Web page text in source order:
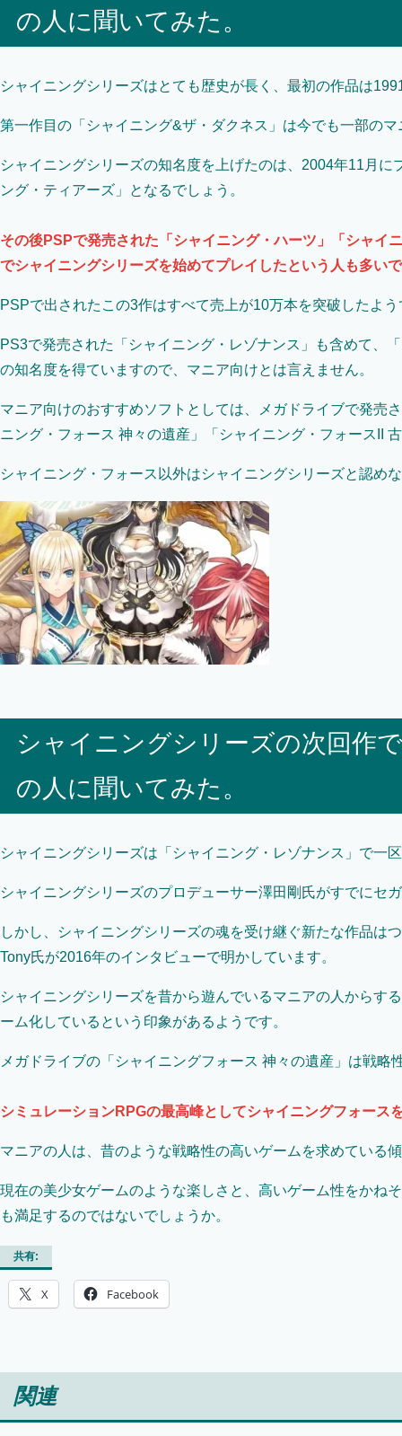
の人に聞いてみた。
シャイニングシリーズはとても歴史が長く、最初の作品は
第一作目の「シャイニング&ザ・ダクネス」は今でも一部の
シャイニングシリーズの知名度を上げたのは、2004年11月
ング・ティアーズ」となるでしょう。
その後PSPで発売された「シャイニング・ハーツ」「シャイ
でシャイニングシリーズを始めてプレイしたという人も多い
PSPで出されたこの3作はすべて売上が10万本を突破したよう
PS3で発売された「シャイニング・レゾナンス」も含めて、
の知名度を得ていますので、マニア向けとは言えません。
マニア向けのおすすめソフトとしては、メガドライブで発売
ニング・フォース 神々の遺産」「シャイニング・フォースII
シャイニング・フォース以外はシャイニングシリーズと認め
シャイニングシリーズの次回作
の人に聞いてみた。
シャイニングシリーズは「シャイニング・レゾナンス」で一
シャイニングシリーズのプロデューサー澤田剛氏がすでにセ
しかし、シャイニングシリーズの魂を受け継ぐ新たな作品は
Tony氏が2016年のインタビューで明かしています。
シャイニングシリーズを昔から遊んでいるマニアの人からす
ーム化しているという印象があるようです。
メガドライブの「シャイニングフォース 神々の遺産」は戦略
シミュレーションRPGの最高峰としてシャイニングフォース
マニアの人は、昔のような戦略性の高いゲームを求めている
現在の美少女ゲームのような楽しさと、高いゲーム性をかね
も満足するのではないでしょうか。
共有:
X Facebook
関連